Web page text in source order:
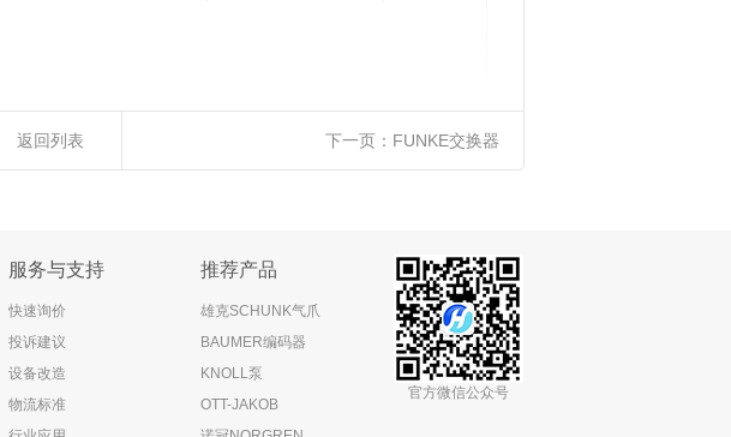
返回列表 下一页： FUNKE交换器
服务与支持
快速询价
投诉建议
设备改造
物流标准
推荐产品
雄克SCHUNK气爪
BAUMER编码器
KNOLL泵
OTT-JAKOB
官方微信公众号